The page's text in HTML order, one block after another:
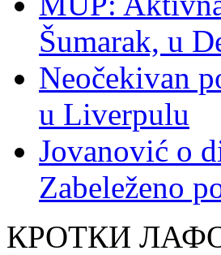
Šumarak, u
Neočekivan
u Liverpulu
Jovanović o
Zabeleženo
КРОТКИ